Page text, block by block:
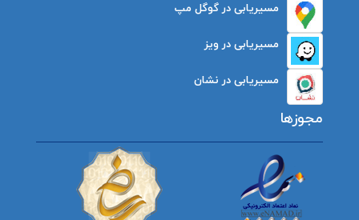
مسیریابی در گوگل مپ
مسیریابی در ویز
مسیریابی در نشان
مجوزها